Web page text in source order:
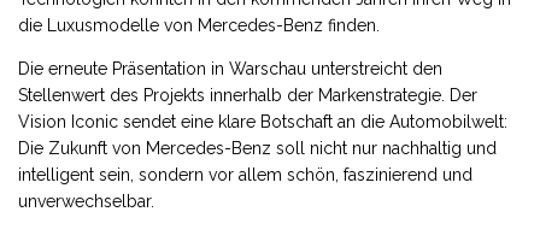
die Luxusmodelle von Mercedes-Benz finden.
Die erneute Präsentation in Warschau unterstreicht den
Stellenwert des Projekts innerhalb der Markenstrategie. Der
Vision Iconic sendet eine klare Botschaft an die Automobilwelt:
Die Zukunft von Mercedes-Benz soll nicht nur nachhaltig und
intelligent sein, sondern vor allem schön, faszinierend und
unverwechselbar.